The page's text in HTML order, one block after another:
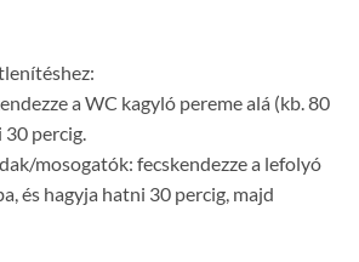
a WC kagyló pereme alá (kb. 80
30 percig.
mosogatók: fecskendezze a lefolyó
és hagyja hatni 30 percig, majd